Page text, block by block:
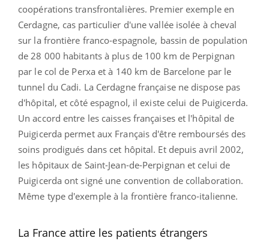
coopérations transfrontalières. Premier exemple en
Cerdagne, cas particulier d'une vallée isolée à cheval
sur la frontière franco-espagnole, bassin de population
de 28 000 habitants à plus de 100 km de Perpignan
par le col de Perxa et à 140 km de Barcelone par le
tunnel du Cadi. La Cerdagne française ne dispose pas
d'hôpital, et côté espagnol, il existe celui de Puigicerda.
Un accord entre les caisses françaises et l'hôpital de
Puigicerda permet aux Français d'être remboursés des
soins prodigués dans cet hôpital. Et depuis avril 2002,
les hôpitaux de Saint-Jean-de-Perpignan et celui de
Puigicerda ont signé une convention de collaboration.
Même type d'exemple à la frontière franco-italienne.
La France attire les patients étrangers